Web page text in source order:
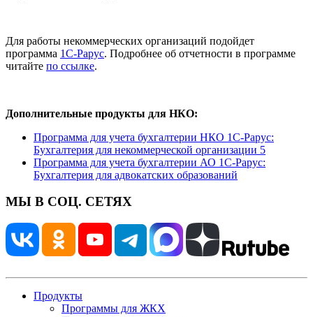
Для работы некоммерческих организаций подойдет
программа 1С-Рарус. Подробнее об отчетности в программе
читайте по ссылке.
Дополнительные продукты для НКО:
Программа для учета бухгалтерии НКО 1С-Рарус:
Бухгалтерия для некоммерческой организации 5
Программа для учета бухгалтерии АО 1С-Рарус:
Бухгалтерия для адвокатских образований
МЫ В СОЦ. СЕТЯХ
Продукты
Программы для ЖКХ